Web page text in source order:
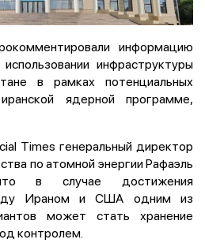
информацию
инфраструктуры
в рамках потенциальных
ядерной программе,
Times генеральный директор
по атомной энергии Рафаэль
в случае достижения
Ираном и США одним из
может стать хранение
контролем.